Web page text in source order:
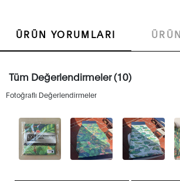
ÜRÜN YORUMLARI
Tüm Değerlendirmeler (10)
Fotoğraflı Değerlendirmeler